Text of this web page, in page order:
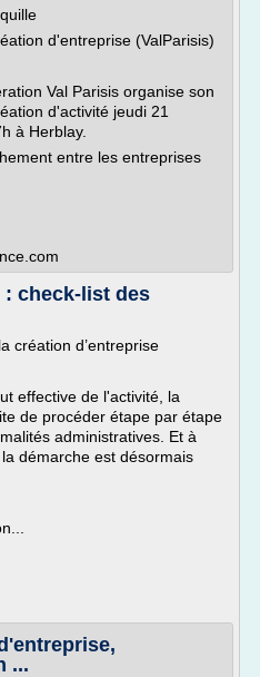
d'entreprise (ValParisis)
Val Parisis organise son
d'activité jeudi 21
à Herblay.
entre les entreprises
check-list des
création d’entreprise
effective de l'activité, la
de procéder étape par étape
administratives. Et à
démarche est désormais
...